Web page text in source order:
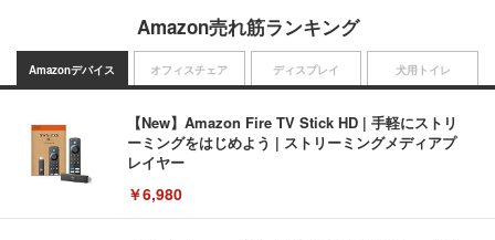
Amazon売れ筋ランキング
Amazonデバイス
【New】Amazon Fire TV Stick HD | 手軽にストリ
ーミングをはじめよう | ストリーミングメディアプ
レイヤー
￥6,980
オフィスチェア ディスプレイ 犬用トイレ